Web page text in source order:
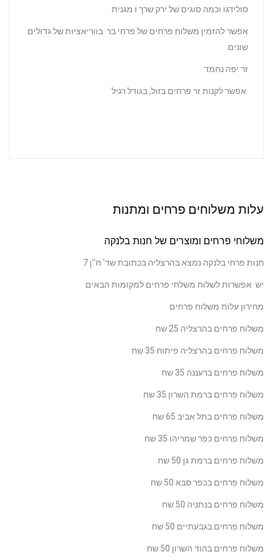
סולידגו וכמה סוגים של ירק שרך ו מגנית
אפשר להזמין משלוח פרחים של פרחי בר בווריאציות של גדולים
שונים
זר יפה נחמד
אפשר לקנות זר פרחים בזול, בגודל רגיל
משלוחים פרחים ומתנות
פרחים ומוצרים של חנות בלנקה
פרחי בלנקה נמצא בהרצליה בכתובת שד' ח''ן 7
אפשרות לשלוח משלחי פרחים למקומות הבאים
עלות משלוח פרחים
פרחים בהרצליה 25 שח
פרחים בהרצליה פיתוח 35 שח
פרחים ברעננה 35 שח
פרחים ברמת השרון 35 שח
פרחים בתל אביב 65 שח
פרחים כפר שמריהו 35 שח
פרחים ברמת גן 50 שח
פרחים בכפר סבא 50 שח
פרחים בנתניה 50 שח
פרחים בגבעתיים 50 שח
פרחים בהוד השרון 50 שח